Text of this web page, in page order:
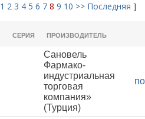
1 2 3 4 5 6 7 8 9 10 >> Последняя ]
СЕРИЯ ПРОИЗВОДИТЕЛЬ
Сановель
Фармако-
индустриальная
торговая
компания»
(Турция)